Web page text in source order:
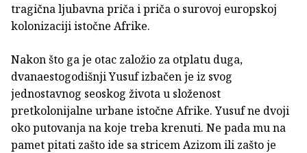
tragična ljubavna priča i priča o surovoj europskoj
kolonizaciji istočne Afrike.
Nakon što ga je otac založio za otplatu duga,
dvanaestogodišnji Yusuf izbačen je iz svog
jednostavnog seoskog života u složenost
pretkolonijalne urbane istočne Afrike. Yusuf ne dvoji
oko putovanja na koje treba krenuti. Ne pada mu na
pamet pitati zašto ide sa stricem Azizom ili zašto je